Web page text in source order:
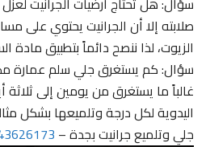
صلابته إلا أن الجرانيت يحتوي على
الزيوت، لذا ننصح دائماً بتطبيق مادة
غالباً ما يستغرق من يومين إلى ثلاثة
اليدوية لكل درجة وتلميعها بشكل مثالي.
جلي وتلميع جرانيت بجدة –